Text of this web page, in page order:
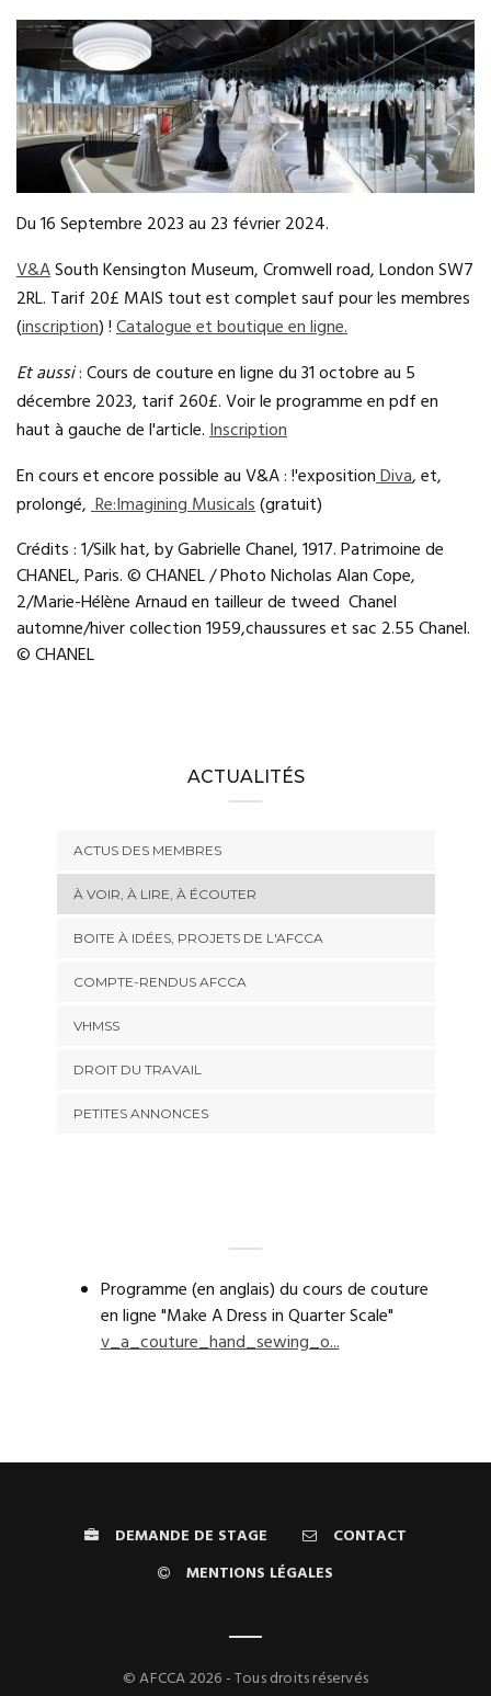
Du 16 Septembre 2023 au 23 février 2024.
V&ASouth Kensington Museum, Cromwell road, London SW7
2RL. Tarif 20£ MAIS tout est complet sauf pour les membres
(inscription) !Catalogue et boutique en ligne.
Et aussi: Cours de couture en ligne du 31 octobre au 5
décembre 2023, tarif 260£. Voir le programme en pdf en
haut à gauche de l'article.Inscription
En cours et encore possible au V&A : !'expositionDiva, et,
prolongé,Re:Imagining Musicals(gratuit)
Crédits : 1/Silk hat, by Gabrielle Chanel, 1917.Patrimoine de
CHANEL, Paris. © CHANEL / Photo Nicholas Alan Cope,
2/Marie-Hélène Arnaud en tailleur de tweed Chanel
automne/hivercollection1959,chaussures et sac 2.55Chanel.
© CHANEL
ACTUALITÉS
ACTUS DES MEMBRES
À VOIR, À LIRE, À ÉCOUTER
BOITE À IDÉES, PROJETS DE L'AFCCA
COMPTE-RENDUS AFCCA
VHMSS
DROIT DU TRAVAIL
PETITES ANNONCES
Programme (en anglais) du cours de couture
en ligne "Make A Dress in Quarter Scale"
v_a_couture_hand_sewing_o...
DEMANDE DE STAGE
CONTACT
MENTIONS LÉGALES
© AFCCA 2026 - Tous droits réservés